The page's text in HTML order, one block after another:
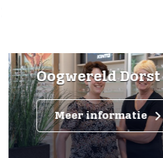
Oogwereld Dorst
Meer informatie